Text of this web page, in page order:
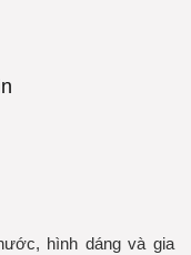
hình dáng và gia